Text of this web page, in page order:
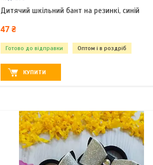
Дитячий шкільний бант на резинкі, синій
47 ₴
Готово до відправки Оптом і в роздріб
КУПИТИ